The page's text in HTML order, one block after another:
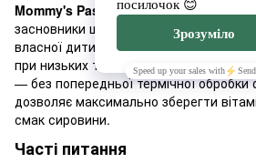
Mommy's Pastila— український
засновники шукали здорову
власної дитини. Пастилу
при низьких температурах в
— без попередньої термічної обробки
дозволяє максимально зберегти
смак сировини.
Часті питання